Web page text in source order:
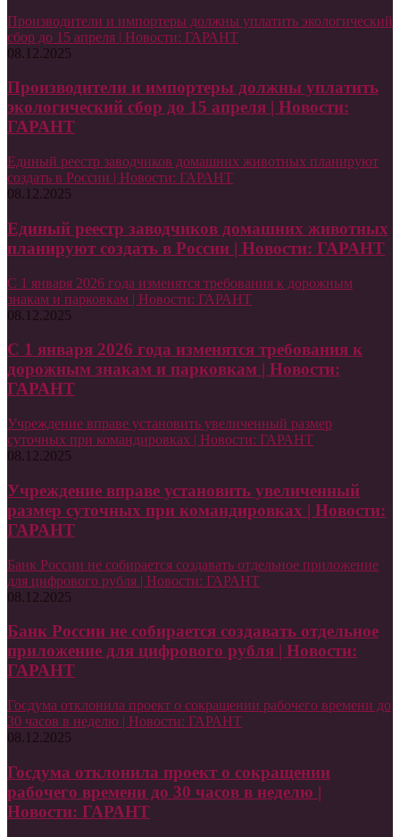
Производители и импортеры должны уплатить экологический
сбор до 15 апреля | Новости: ГАРАНТ
08.12.2025
Производители и импортеры должны уплатить
экологический сбор до 15 апреля | Новости:
ГАРАНТ
Единый реестр заводчиков домашних животных планируют
создать в России | Новости: ГАРАНТ
08.12.2025
Единый реестр заводчиков домашних животных
планируют создать в России | Новости: ГАРАНТ
С 1 января 2026 года изменятся требования к дорожным
знакам и парковкам | Новости: ГАРАНТ
08.12.2025
С 1 января 2026 года изменятся требования к
дорожным знакам и парковкам | Новости:
ГАРАНТ
Учреждение вправе установить увеличенный размер
суточных при командировках | Новости: ГАРАНТ
08.12.2025
Учреждение вправе установить увеличенный
размер суточных при командировках | Новости:
ГАРАНТ
Банк России не собирается создавать отдельное приложение
для цифрового рубля | Новости: ГАРАНТ
08.12.2025
Банк России не собирается создавать отдельное
приложение для цифрового рубля | Новости:
ГАРАНТ
Госдума отклонила проект о сокращении рабочего времени до
30 часов в неделю | Новости: ГАРАНТ
08.12.2025
Госдума отклонила проект о сокращении
рабочего времени до 30 часов в неделю |
Новости: ГАРАНТ